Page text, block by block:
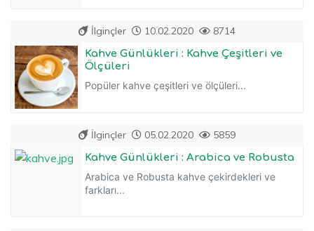
İlginçler 10.02.2020 8714
Kahve Günlükleri : Kahve Çeşitleri ve
Ölçüleri
Popüler kahve çeşitleri ve ölçüleri...
İlginçler 05.02.2020 5859
Kahve Günlükleri : Arabica ve Robusta
Arabica ve Robusta kahve çekirdekleri ve
farkları...